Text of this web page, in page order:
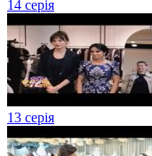
14 серія
13 серія